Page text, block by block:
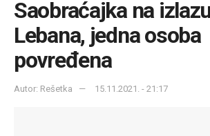
Saobraćajka na
Lebana, jedna osoba
povređena
Autor: Rešetka 15.11.2021. - 21:17